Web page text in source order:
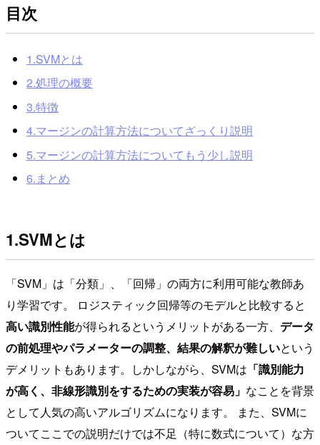
目次
1.SVMとは
2.処理の概要
3.特徴
4.マージンの計算方法についてざっくり説明
5.マージンの計算方法についてもう少し説明
6.まとめ
1.SVMとは
「SVM」は「分類」、「回帰」の両方に利用可能な教師あ
り学習です。 ロジスティック回帰等のモデルと比較すると
高い識別性能が得られるというメリットがある一方、 データ
の前処理やパラメーターの調整、結果の解釈が難しいという
デメリットもあります。しかしながら、SVMは 「識別能力
が高く、非線形識別をするための実装が容易」 なことを背景
として人気の高いアルゴリズムになります。 また、SVMに
ついてここでの説明だけでは不足（特に数式について）な方